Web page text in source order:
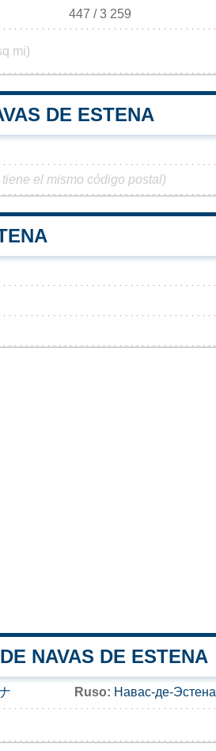
447 / 3 259
mi)
DE ESTENA
el mismo código postal)
NAVAS DE ESTENA
Ruso: Навас-де-Эстена